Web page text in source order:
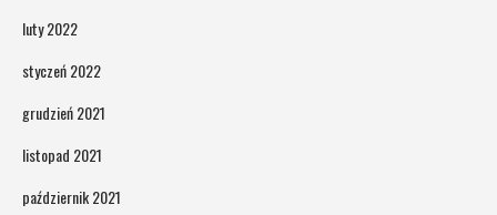
luty 2022
styczeń 2022
grudzień 2021
listopad 2021
październik 2021